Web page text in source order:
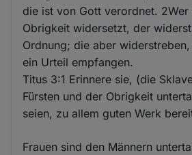
die ist von Gott verordnet. 2Wer
Obrigkeit widersetzt, der
Ordnung; die aber
ein Urteil empfangen.
Titus 3:1 Erinnere sie, (die
Fürsten und der Obrigkeit
seien, zu allem guten Werk
Frauen sind den Männern